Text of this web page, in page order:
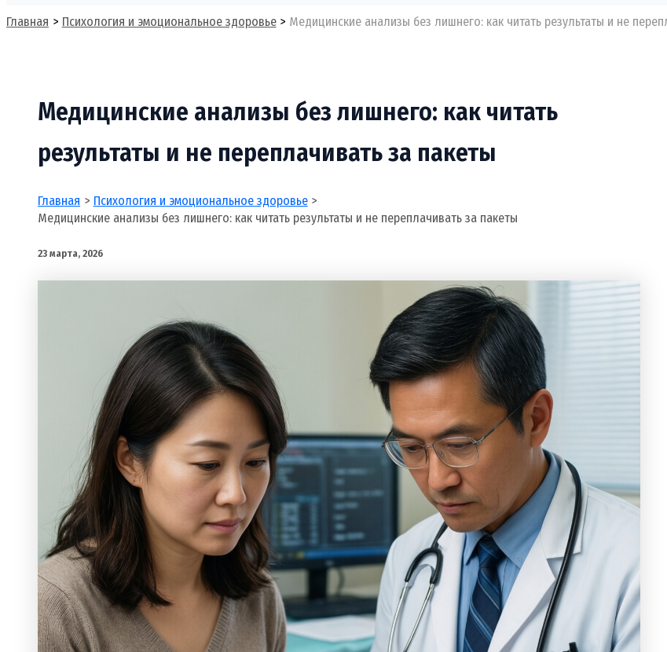
Главная Психология и эмоциональное здоровье Медицинские анализы без лишнего: как читать результаты и не
Медицинские анализы без лишнего: как читать
результаты и не переплачивать за пакеты
Главная
Психология и эмоциональное здоровье
Медицинские анализы без лишнего: как читать результаты и не переплачивать за пакеты
23 марта, 2026